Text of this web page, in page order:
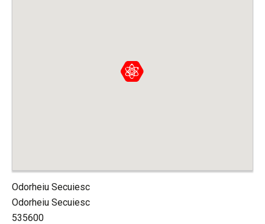
Odorheiu Secuiesc
Odorheiu Secuiesc
535600